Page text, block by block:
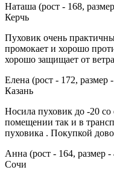
Наташа (рост - 168,
Керчь
Пуховик очень
промокает и хорошо
хорошо защищает от
Елена (рост - 172,
Казань
Носила пуховик до -20
помещении так и в
пуховика . Покупкой
Анна (рост - 164, размер
Сочи